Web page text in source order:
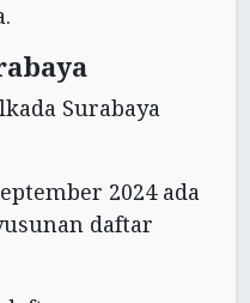
Surabaya
2024 ada
daftar